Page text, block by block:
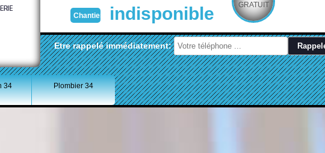
Chantier indisponible
GRATUIT
Etre rappelé immédiatement:
34 Plombier 34